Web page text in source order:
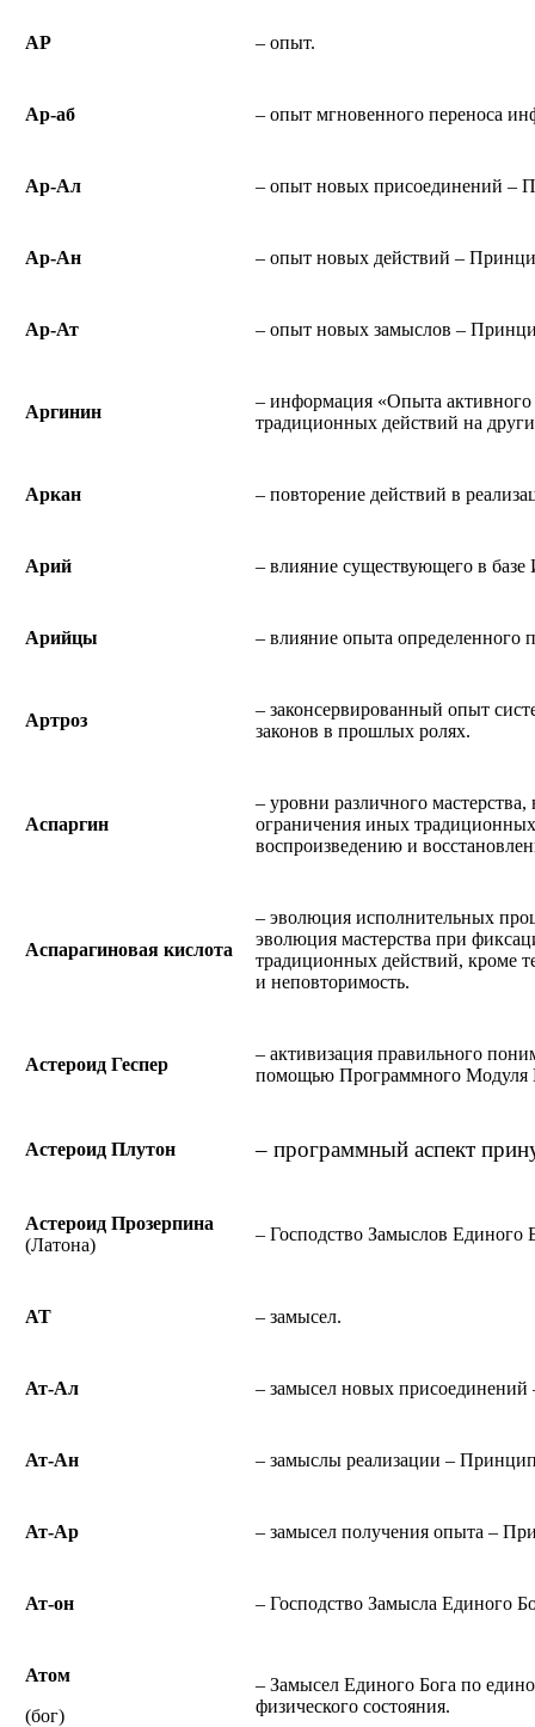
АР – опыт.
Ар-аб – опыт мгновенного переноса
Ар-Ал – опыт новых присоединений –
Ар-Ан – опыт новых действий –
Ар-Ат – опыт новых замыслов –
Аргинин
– информация «Опыта активного
традиционных действий на
Аркан – повторение действий в
Арий – влияние существующего в базе
Арийцы – влияние опыта определенного
Артроз
– законсервированный опыт
законов в прошлых ролях.
Аспаргин
– уровни различного
ограничения иных
воспроизведению и
Аспарагиновая кислота
– эволюция исполнительных
эволюция мастерства при
традиционных действий, кроме
и неповторимость.
Астероид Геспер
– активизация правильного
помощью Программного
Астероид Плутон – программный аспект
Астероид Прозерпина
(Латона)
– Господство Замыслов Единого
АТ – замысел.
Ат-Ал – замысел новых
Ат-Ан – замыслы реализации –
Ат-Ар – замысел получения опыта –
Ат-он – Господство Замысла Единого
Атом
(бог)
– Замысел Единого Бога по
физического состояния.